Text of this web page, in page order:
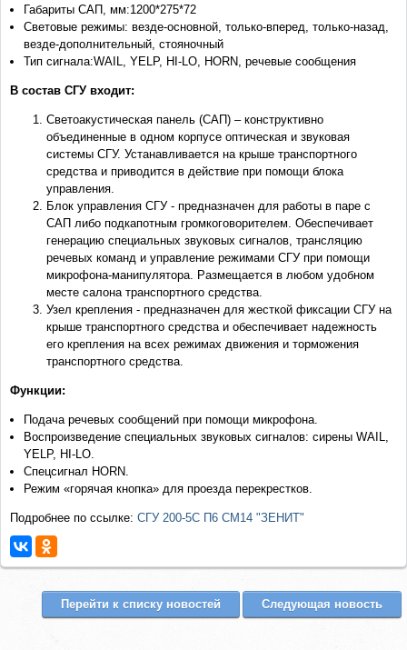
Габариты САП, мм:1200*275*72
Световые режимы: везде-основной, только-вперед, только-назад,
везде-дополнительный, стояночный
Тип сигнала:WAIL, YELP, HI-LO, HORN, речевые сообщения
В состав СГУ входит:
Светоакустическая панель (САП) – конструктивно
объединенные в одном корпусе оптическая и звуковая
системы СГУ. Устанавливается на крыше транспортного
средства и приводится в действие при помощи блока
управления.
Блок управления СГУ - предназначен для работы в паре с
САП либо подкапотным громкоговорителем. Обеспечивает
генерацию специальных звуковых сигналов, трансляцию
речевых команд и управление режимами СГУ при помощи
микрофона-манипулятора. Размещается в любом удобном
месте салона транспортного средства.
Узел крепления - предназначен для жесткой фиксации СГУ на
крыше транспортного средства и обеспечивает надежность
его крепления на всех режимах движения и торможения
транспортного средства.
Функции:
Подача речевых сообщений при помощи микрофона.
Воспроизведение специальных звуковых сигналов: сирены WAIL,
YELP, HI-LO.
Спецсигнал HORN.
Режим «горячая кнопка» для проезда перекрестков.
Подробнее по ссылке: СГУ 200-5С П6 СМ14 "ЗЕНИТ"
Перейти к списку новостей Следующая новость